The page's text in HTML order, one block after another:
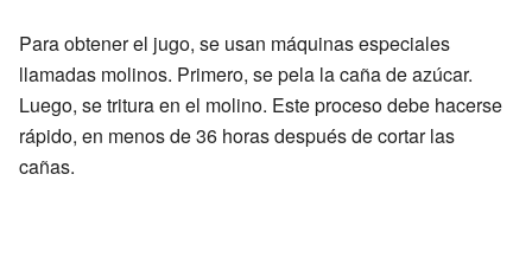
Para obtener el jugo, se usan máquinas especiales
llamadas molinos. Primero, se pela la caña de azúcar.
Luego, se tritura en el molino. Este proceso debe hacerse
rápido, en menos de 36 horas después de cortar las
cañas.